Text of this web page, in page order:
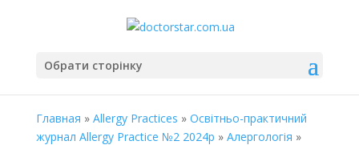
Обрати сторінку
Главная » Allergy Practices » Освітньо-практичний
журнал Allergy Practice №2 2024р » Алергологія »